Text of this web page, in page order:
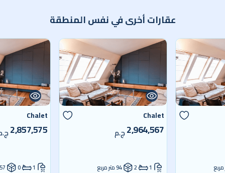
عقارات أخرى في نفس المنطقة
Chalet
2,857,575ج.م
1
0 57 متر مربع
Chalet
2,964,567ج.م
1
2 94 متر مربع